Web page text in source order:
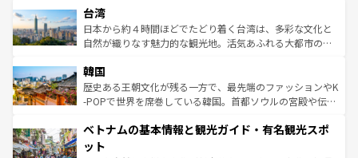
人々、おいしいローカルフードやハワイアンミュージッ
ク、伝統的なフラダンスなど、すべてがハワイの魅力を彩
っている。訪れるたびに新しい発見と感動が待っているハ
はコンテンツ一覧
リアリーフや大陸中央部にそびえるウルル（エアーズロッ
ク）、タスマニアの美しい原生林やケアンズの熱帯雨林な
ど、見どころがたくさん。また、カフェやワイン、オージ
いる。アクティビティも充実しており、サーフィンやダイ
ビング、ハイキングなど、アウトドア好きにはたまらな
い。オーストラリアの多彩な魅力を存分に味わいつくそ
参照してほしい。
台湾
日本から約４時間ほどでたどり着く台湾は、多彩な文化と
自然が織りなす魅力的な観光地。活気あふれる大都市の台
ン）、静ひつな山岳地帯である台湾東部など、都市の喧騒
と山間の静けさが共存しており、訪れる人に新しい発見と
驚きをもたらしてくれる。また、奥深い台湾の食文化も魅
容にもいいと評判のスイーツなど、バラエティ豊かな料理
韓国
歴史ある王朝文化が残る一方で、最先端のファッションやK
-POPで世界を席巻している韓国。首都ソウルの宮殿や伝統
き、地方に足を延ばせば四季折々の自然美を楽しむことが
できる。そして、キムチや焼肉、絶品のストリートフード
ベトナムの基本情報と観光ガイド・有名観光スポ
ット